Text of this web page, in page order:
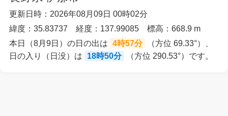
更新日時：2026年08月09日 00時02分
緯度：35.83737 経度：137.99085 標高：668.9 m
本日（8月9日）の日の出は 4時57分
（方位 69.33°）、
日の入り（日没）は
18時50分 （方位 290.53°）です。